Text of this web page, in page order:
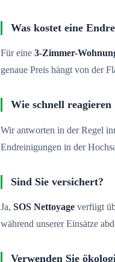
Was kostet eine
Für eine 3-Zimmer-
genaue Preis hängt von der
Wie schnell reagieren
Wir antworten in der Regel
Endreinigungen in der
Sind Sie versichert?
Ja, SOS Nettoyage verfügt
während unserer Einsätze
Verwenden Sie